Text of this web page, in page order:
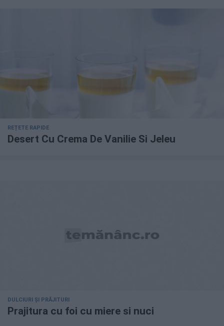
REȚETE RAPIDE
Desert Cu Crema De Vanilie Si Jeleu
DULCIURI ȘI PRĂJITURI
Prajitura cu foi cu miere si nuci